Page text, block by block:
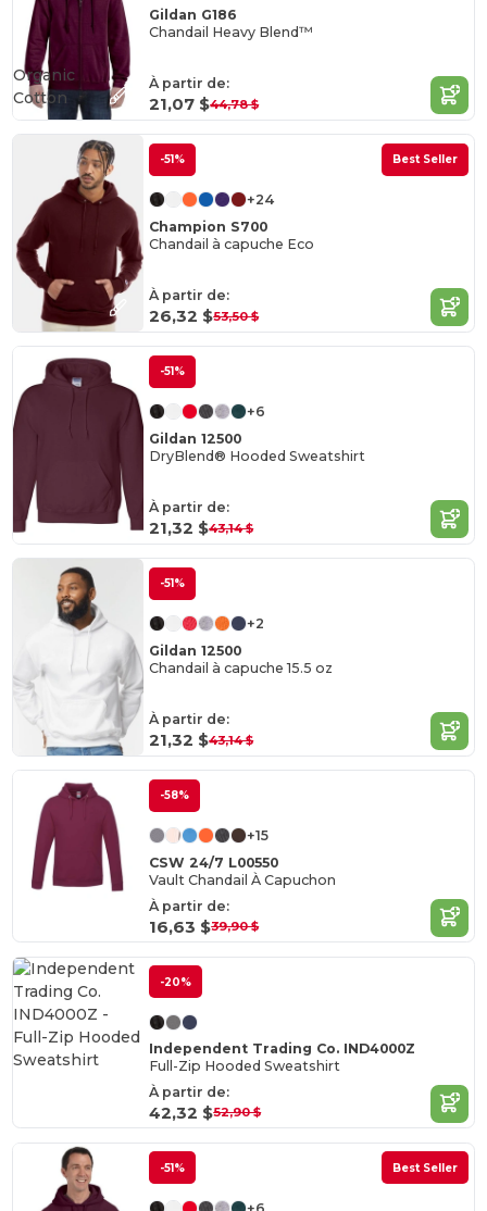
Gildan G186
Chandail Heavy Blend™
À partir de:
21,07 $44,78 $
Organic
Cotton
-51% Best Seller
+24
Champion S700
Chandail à capuche Eco
À partir de:
26,32 $53,50 $
-51%
+6
Gildan 12500
DryBlend® Hooded Sweatshirt
À partir de:
21,32 $43,14 $
-51%
+2
Gildan 12500
Chandail à capuche 15.5 oz
À partir de:
21,32 $43,14 $
-58%
+15
CSW 24/7 L00550
Vault Chandail À Capuchon
À partir de:
16,63 $39,90 $
-20%
Independent Trading Co. IND4000Z
Full-Zip Hooded Sweatshirt
À partir de:
42,32 $52,90 $
-51% Best Seller